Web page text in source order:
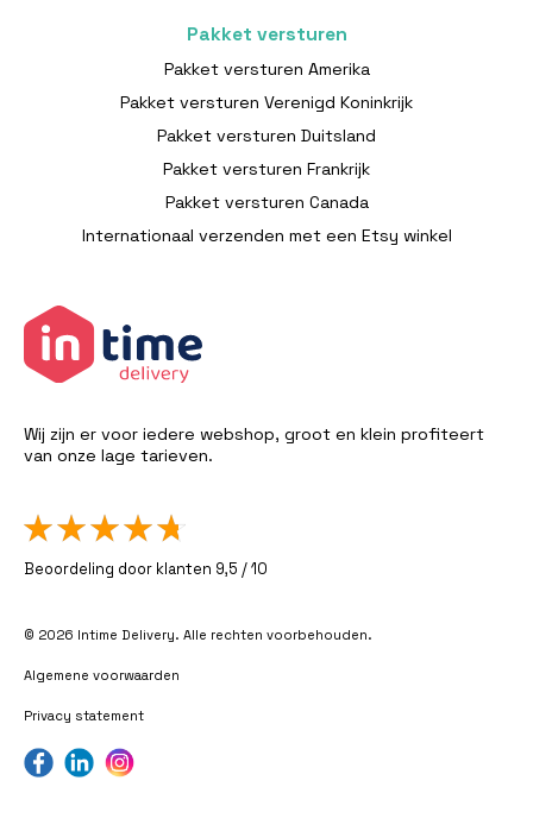
Wij zijn er voor iedere webshop, groot en klein profiteert
van onze lage tarieven.
Beoordeling door klanten 9,5 / 10
Pakket versturen
Pakket versturen Amerika
Pakket versturen Verenigd Koninkrijk
Pakket versturen Duitsland
Pakket versturen Frankrijk
Pakket versturen Canada
Internationaal verzenden met een Etsy winkel
© 2026 Intime Delivery. Alle rechten voorbehouden.
Algemene voorwaarden
Privacy statement